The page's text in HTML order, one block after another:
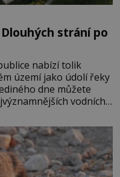
strání po
nabízí tolik
území jako údolí řeky
dne můžete
vodních
památek ve